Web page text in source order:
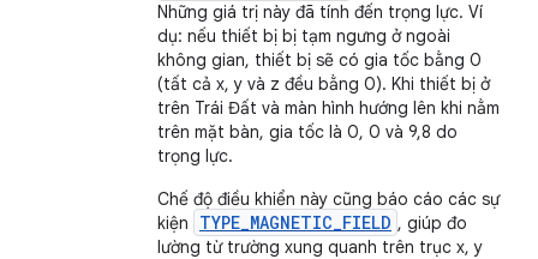
Những giá trị này đã tính đến trọng lực. Ví
dụ: nếu thiết bị bị tạm ngưng ở ngoài
không gian, thiết bị sẽ có gia tốc bằng 0
(tất cả x, y và z đều bằng 0). Khi thiết bị ở
trên Trái Đất và màn hình hướng lên khi nằm
trên mặt bàn, gia tốc là 0, 0 và 9,8 do
trọng lực.
Chế độ điều khiển này cũng báo cáo các sự
kiện
TYPE_MAGNETIC_FIELD , giúp đo
lường từ trường xung quanh trên trục x, y